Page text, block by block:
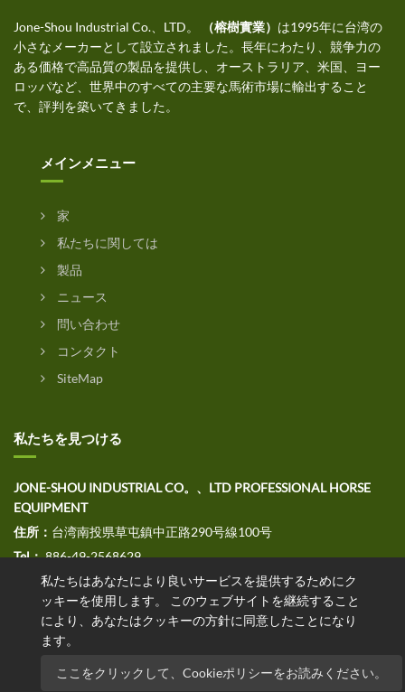
私たちはあなたにより良いサービスを提供するためにク
ッキーを使用します。 このウェブサイトを継続すること
により、あなたはクッキーの方針に同意したことになり
ます。
ここをクリックして、Cookieポリシーをお読みください。
Jone-Shou Industrial Co.、LTD。 （榕樹實業） は1995年に台湾の
小さなメーカーとして設立されました。長年にわたり、競争力の
ある価格で高品質の製品を提供し、オーストラリア、米国、ヨー
ロッパなど、世界中のすべての主要な馬術市場に輸出すること
で、評判を築いてきました。
メインメニュー
家
私たちに関しては
製品
ニュース
問い合わせ
コンタクト
SiteMap
私たちを見つける
JONE-SHOU INDUSTRIAL CO。、LTD PROFESSIONAL HORSE
EQUIPMENT
住所： 台湾南投県草屯鎮中正路290号線100号
Tel：886-49-2568629
ファックス：886-49-2568691
メール：jssales@jone-shou.com